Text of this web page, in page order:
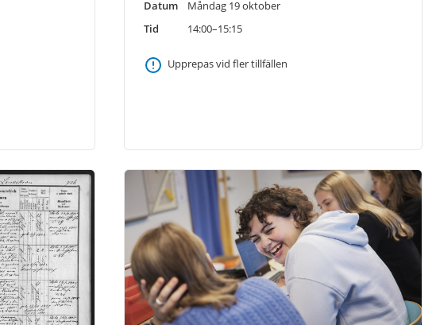
Datum
Måndag 19 oktober
Tid
14:00–15:15
Upprepas vid fler tillfällen